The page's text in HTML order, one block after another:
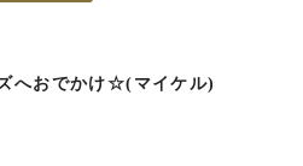
へおでかけ☆(マイケル)